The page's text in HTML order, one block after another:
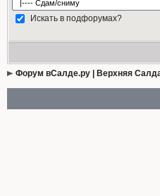
Искать в подфорумах?
Форум вСалде.ру | Верхняя